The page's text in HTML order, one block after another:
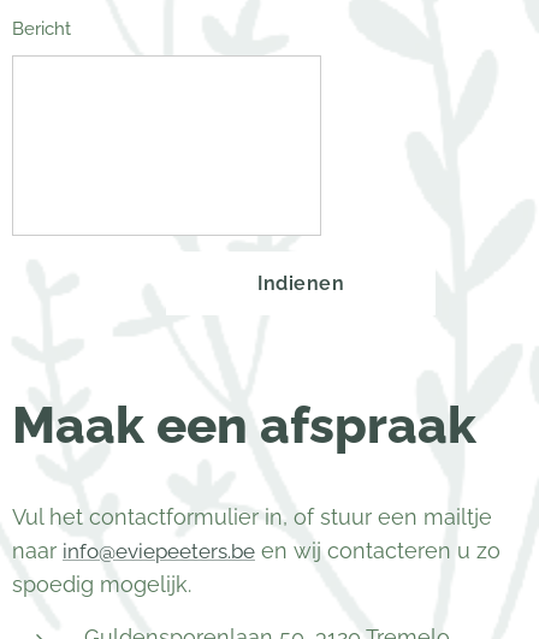
Bericht
Indienen
Maak een afspraak
Vul het contactformulier in, of stuur een mailtje
naar info@eviepeeters.be en wij contacteren u zo
spoedig mogelijk.